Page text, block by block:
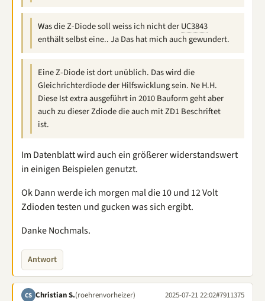
Was die Z-Diode soll weiss ich nicht derUC3843
enthält selbst eine.. Ja Das hat mich auch gewundert.
Eine Z-Diode ist dort unüblich. Das wird die
Gleichrichterdiode der Hilfswicklung sein. Ne H.H.
Diese Ist extra ausgeführt in 2010 Bauform geht aber
auch zu dieser Zdiode die auch mit ZD1 Beschriftet
ist.
Im Datenblatt wird auch ein größerer widerstandswert
in einigen Beispielen genutzt.
Ok Dann werde ich morgen mal die 10 und 12 Volt
Zdioden testen und gucken was sich ergibt.
Danke Nochmals.
Antwort
CS Christian S.(roehrenvorheizer) 2025-07-21 22:02#7911375